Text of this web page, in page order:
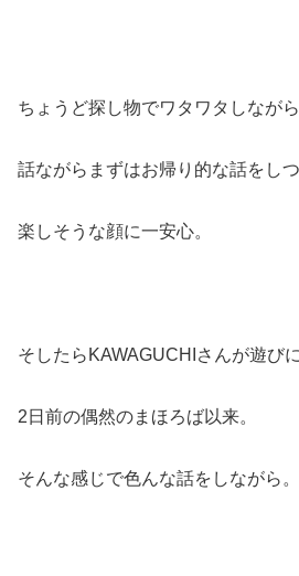
ちょうど探し物でワタワタしながら
話ながらまずはお帰り的な話をしつ
楽しそうな顔に一安心。
そしたらKAWAGUCHIさんが遊び
2日前の偶然のまほろば以来。
そんな感じで色んな話をしながら。